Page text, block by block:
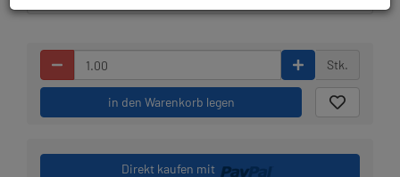
Stk.
in den Warenkorb legen
Direkt kaufen mit